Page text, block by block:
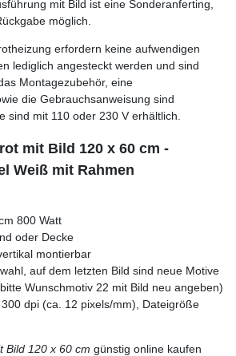
mit Bild ist eine Sonderanferting,
möglich.
erfordern keine aufwendigen
lediglich angesteckt werden und sind
Montagezubehör, eine
die Gebrauchsanweisung sind
sind mit 110 oder 230 V erhältlich.
mit Bild 120 x 60 cm -
Weiß mit Rahmen
800 Watt
oder Decke
montierbar
auf dem letzten Bild sind neue Motive
Wunschmotiv 22 mit Bild neu angeben)
dpi (ca. 12 pixels/mm), Dateigröße
Bild 120 x 60 cm günstig online kaufen